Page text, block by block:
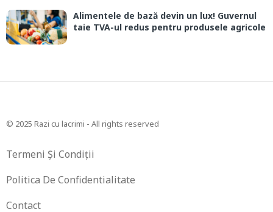
Alimentele de bază devin un lux! Guvernul
taie TVA-ul redus pentru produsele agricole
© 2025 Razi cu lacrimi - All rights reserved
Termeni Și Condiții
Politica De Confidentialitate
Contact